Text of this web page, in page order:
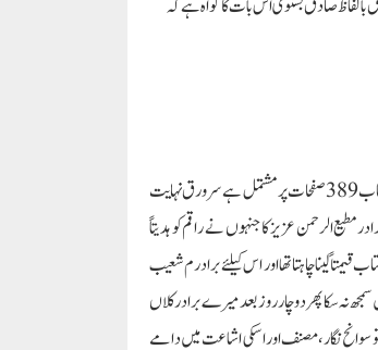
بہر صورت خود نوشت سوانح (رشحات قلم )سوانح نگار (استاد محترم)کا قابل تحسین عمل ہے جس پر آپ بجا طور پر مبارکباد کے مستحق ہیں یہ کتاب 389 صفحات پر مشتمل ہے سرورق نہایت
الرحمن عزیز کا جنہوں نے راقم کو ہدیتاً
لینا چاہتا تھا اور اس کیلئے برادرم شعیب
نہ سکا پھر دو چار روز بعد میرے برادر کلاں
سوانح نگار ،مصنف اور اسکی اشاعت میں دامے